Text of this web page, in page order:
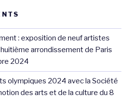
: exposition de neuf artistes
arrondissement de Paris
2024
olympiques 2024 avec la Société
des arts et de la culture du 8